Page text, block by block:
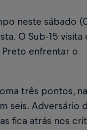
neste sábado
O Sub-15 visita
Preto enfrentar o
três pontos, na
seis. Adversário
fica atrás nos